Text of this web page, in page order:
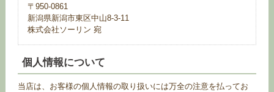
〒950-0861
新潟県新潟市東区中山8-3-11
株式会社ソーリン 宛
個人情報について
当店は、お客様の個人情報の取り扱いには万全の注意を払ってお